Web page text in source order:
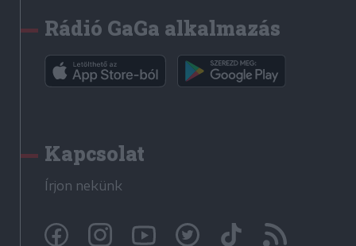
Rádió GaGa alkalmazás
Kapcsolat
Írjon nekünk